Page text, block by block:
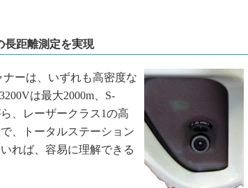
長距離測定を実現
ーは、いずれも高密度な
は最大2000m、S-
、レーザークラス1の高
、トータルステーション
れば、容易に理解できる